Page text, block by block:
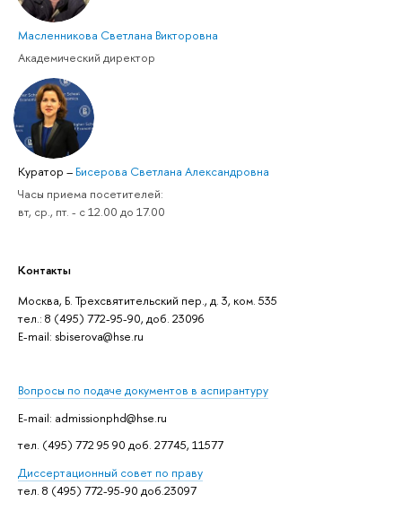
Масленникова Светлана Викторовна
Академический директор
Куратор – Бисерова Светлана Александровна
Часы приема посетителей:
вт, ср., пт. - с 12.00 до 17.00
Контакты
Москва, Б. Трехсвятительский пер., д. 3, ком. 535
тел.: 8 (495) 772-95-90, доб. 23096
Е-mail: sbiserova@hse.ru
Вопросы по подаче документов в аспирантуру
E-mail: admissionphd@hse.ru
тел. (495) 772 95 90 доб. 27745, 11577
Дисcертационный совет по праву
тел. 8 (495) 772-95-90 доб.23097